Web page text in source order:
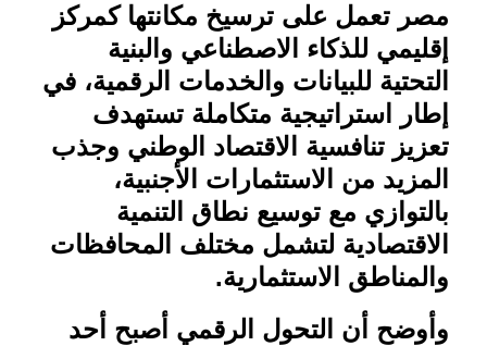
مصر تعمل على ترسيخ مكانتها كمركز
إقليمي للذكاء الاصطناعي والبنية
التحتية للبيانات والخدمات الرقمية، في
إطار استراتيجية متكاملة تستهدف
تعزيز تنافسية الاقتصاد الوطني وجذب
المزيد من الاستثمارات الأجنبية،
بالتوازي مع توسيع نطاق التنمية
الاقتصادية لتشمل مختلف المحافظات
والمناطق الاستثمارية.
وأوضح أن التحول الرقمي أصبح أحد